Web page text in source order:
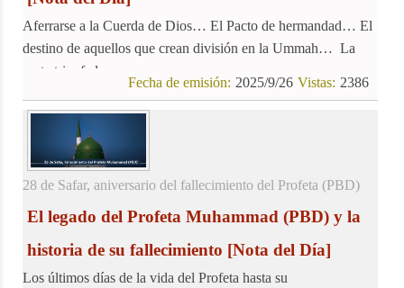
Aferrarse a la Cuerda de Dios… El Pacto de hermandad… El
destino de aquellos que crean división en la Ummah… La
secta triunfadora
2386
Vistas:
2025/9/26
Fecha de emisión:
28 de Safar, aniversario del fallecimiento del Profeta (PBD)
El legado del Profeta Muhammad (PBD) y la
historia de su fallecimiento [Nota del Día]
Los últimos días de la vida del Profeta hasta su